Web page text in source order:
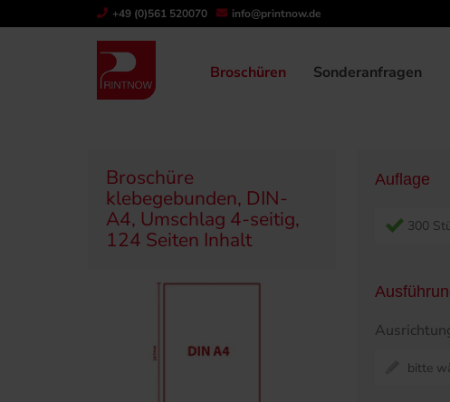
+49 (0)561 520070 info@printnow.de
Broschüren Sonderanfragen
Produktübersicht Broschüren
Broschüre
klebegebunden, DIN-
A4, Umschlag 4-seitig,
124 Seiten Inhalt
Auflage
300
bitte